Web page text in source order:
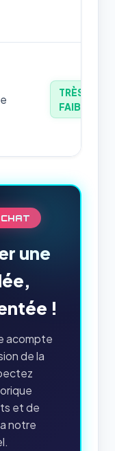
TRÈS
FAIBLE
une
!
acompte
de la
et de
notre